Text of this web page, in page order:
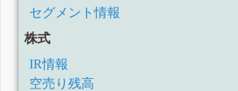
セグメント情報
株式
IR情報
空売り残高